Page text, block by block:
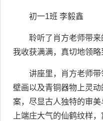
初一1班 李毅鑫
聆听了肖方老师带来
我收获满满，真切地领略
讲座里，肖方老师
壁画以及青铜器物上灵
案，尽显古人独特的审
上端庄大气的仙鹤纹样